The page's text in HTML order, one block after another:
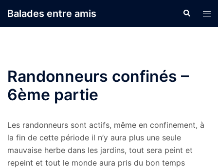
auBalades entre amis
le
Randonneurs confinés –
6ème partie
Les randonneurs sont actifs, même en confinement, à
la fin de cette période il n’y aura plus une seule
mauvaise herbe dans les jardins, tout sera peint et
repeint et tout le monde aura pris du bon temps